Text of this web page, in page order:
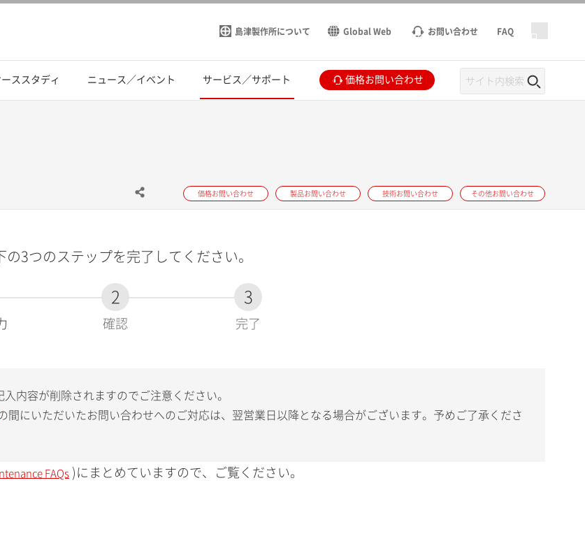
島津製作所について Global Web お問い合わせ FAQ
ーススタディ ニュース／イベント サービス／サポート 価格お問い合わせ
価格お問い合わせ 製品お問い合わせ 技術お問い合わせ その他お問い合わせ
の3つのステップを完了してください。
2
確認
3
完了
内容が削除されますのでご注意ください。
間にいただいたお問い合わせへのご対応は、翌営業日以降となる場合がございます。予めご了承くださ
FAQs )にまとめていますので、ご覧ください。